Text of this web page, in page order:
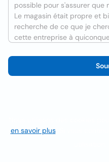
en savoir plus. Si vous